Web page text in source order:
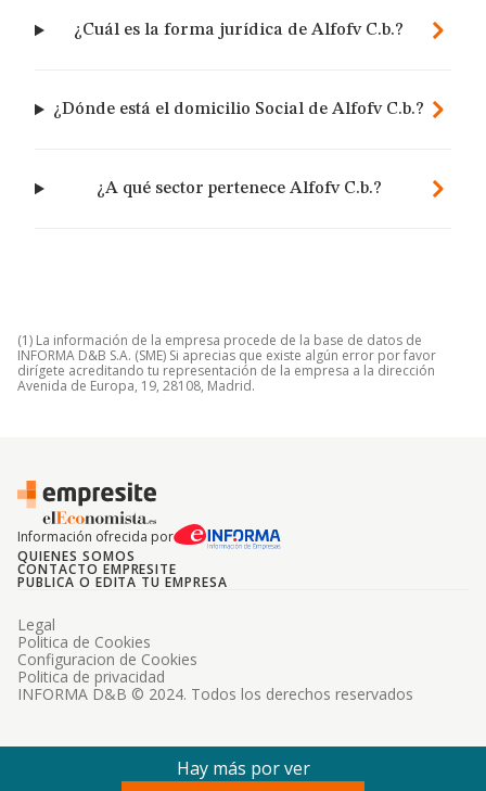
¿Cuál es la forma jurídica de Alfofv C.b.?
¿Dónde está el domicilio Social de Alfofv C.b.?
¿A qué sector pertenece Alfofv C.b.?
(1) La información de la empresa procede de la base de datos de
INFORMA D&B S.A. (SME) Si aprecias que existe algún error por favor
dirígete acreditando tu representación de la empresa a la dirección
Avenida de Europa, 19, 28108, Madrid.
Información ofrecida por
QUIENES SOMOS
CONTACTO EMPRESITE
PUBLICA O EDITA TU EMPRESA
INFORMA D&B © 2024. Todos los derechos reservados
Legal
Politica de Cookies
Configuracion de Cookies
Politica de privacidad
Hay más por ver